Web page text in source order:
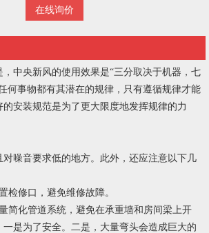
在线询价
中央新风的使用效果是“三分取决于机器，七
何事物都有其潜在的规律，只有遵循规律才能
安装规范是为了更大限度地发挥规律的力
对噪音要求低的地方。此外，还应注意以下几
检修口，避免维修故障。
简化管道系统，避免在承重墙和房间梁上开
是为了安全。二是，大量弯头会造成巨大的